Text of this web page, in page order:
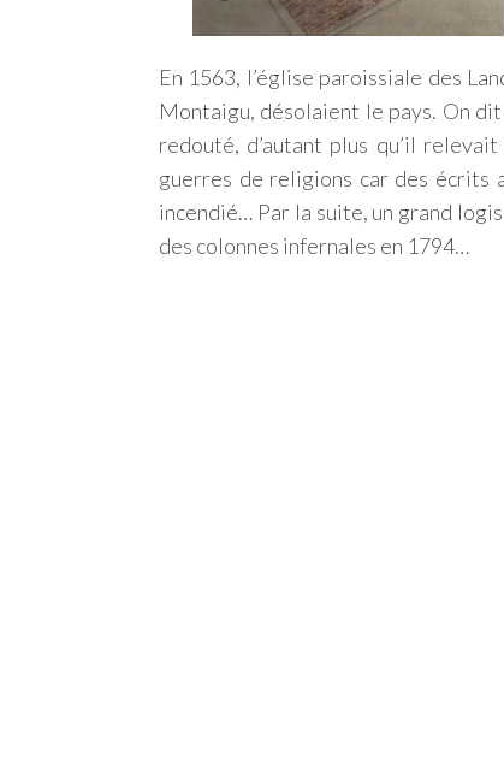
En 1563, l’église paroissiale des
Montaigu, désolaient le pays. On
redouté, d’autant plus qu’il
guerres de religions car des écrits
incendié… Par la suite, un grand
des colonnes infernales en 1794…